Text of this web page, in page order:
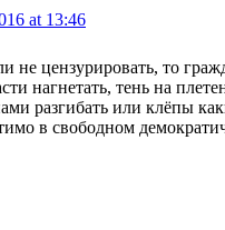
at 13:46
не цензурировать, то
нагнетать, тень на
разгибать или клёпы
в свободном